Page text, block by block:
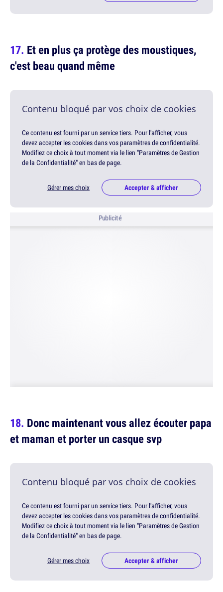
Et en plus ça protège des moustiques,
c'est beau quand même
Contenu bloqué par vos choix de cookies
Ce contenu est fourni par un service tiers. Pour l'afficher, vous
devez accepter les cookies dans vos paramètres de confidentialité.
Modifiez ce choix à tout moment via le lien "Paramètres de Gestion
de la Confidentialité" en bas de page.
Gérer mes choix Accepter & afficher
Publicité
Donc maintenant vous allez écouter papa
et maman et porter un casque svp
Contenu bloqué par vos choix de cookies
Ce contenu est fourni par un service tiers. Pour l'afficher, vous
devez accepter les cookies dans vos paramètres de confidentialité.
Modifiez ce choix à tout moment via le lien "Paramètres de Gestion
de la Confidentialité" en bas de page.
Gérer mes choix Accepter & afficher